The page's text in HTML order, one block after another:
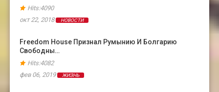
Hits:4090
окт 22, 2018
НОВОСТИ
Freedom House Признал Румынию И Болгарию
Свободны…
Hits:4082
фев 06, 2019
ЖИЗНЬ